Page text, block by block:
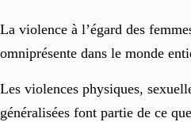
La violence à l’égard des
omniprésente dans le monde
Les violences physiques,
généralisées font partie de ce